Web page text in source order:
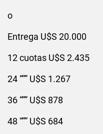
o
Entrega U$S 20.000
12 cuotas U$S 2.435
24 “”” U$S 1.267
36 “”” U$S 878
48 “”” U$S 684